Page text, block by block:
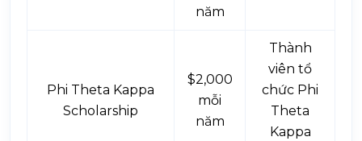
năm
Phi Theta Kappa
Scholarship
$2,000
mỗi
năm
Thành
viên tổ
chức Phi
Theta
Kappa